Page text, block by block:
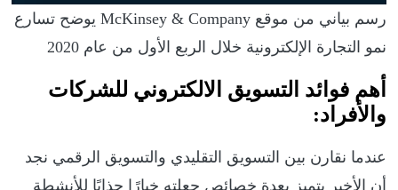
رسم بياني من موقع McKinsey & Company يوضح تسارع
نمو التجارة الإلكترونية خلال الربع الأول من عام 2020
أهم فوائد التسويق الالكتروني للشركات
والأفراد:
عندما نقارن بين التسويق التقليدي والتسويق الرقمي نجد
أن الأخير يتميز بعدة خصائص جعلته خيارًا جذابًا للأنشطة